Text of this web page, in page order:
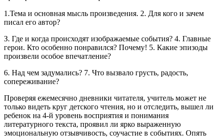
1.Тема и основная мысль произведения. 2. Для кого и зачем
писал его автор?
З. Где и когда происходят изображаемые события? 4. Главные
герои. Кто особенно понравился? Почему! 5. Какие эпизоды
произвели особое впечатление?
6. Над чем задумались? 7. Что вызвало грусть, радость,
сопереживание?
Проверяя ежемесячно дневники читателя, учитель может не
только видеть круг детского чтения, но и отследить, вышел ли
ребенок на 4-й уровень восприятия и понимания
литературного текста, проявил ли ярко выраженную
эмоциональную отзывчивость, соучастие в событиях. Опять